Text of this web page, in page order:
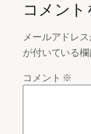
コメント
メールアドレ
が付いている
コメント ※